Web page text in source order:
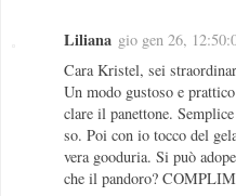
Liliana gio gen 26,
Cara Kristel, sei
Un modo gustoso e
clare il panettone.
so. Poi con io tocco del
vera gooduria. Si può
che il pandoro?